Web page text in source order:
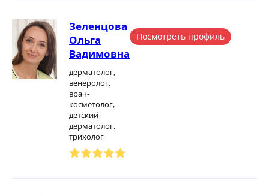
Зеленцова
Ольга
Вадимовна
дерматолог,
венеролог,
врач-
косметолог,
детский
дерматолог,
трихолог
Посмотреть профиль